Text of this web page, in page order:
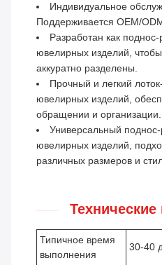
Индивидуальное
Поддерживается OEM/
Разработан как
ювелирных изделий,
аккуратно разделены.
Прочный и легкий
ювелирных изделий,
обращении и организации.
Универсальный
ювелирных изделий,
различных размеров и
Типичное время
выполнения
30-40